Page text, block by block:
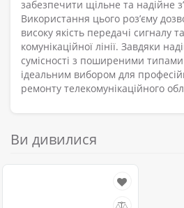
забезпечити щільне та надійне
Використання цього роз’єму
високу якість передачі сигналу
комунікаційної лінії. Завдяки
сумісності з поширеними типами
ідеальним вибором для
ремонту телекомунікаційного
Ви дивилися